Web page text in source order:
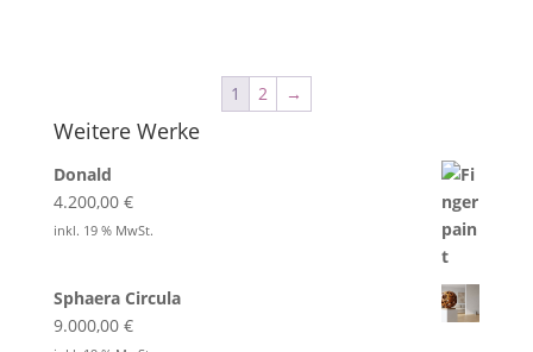
1 2 →
Weitere Werke
Donald
4.200,00 €
inkl. 19 % MwSt.
Sphaera Circula
9.000,00 €